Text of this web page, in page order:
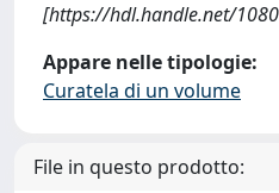
[https://hdl.handle.net/
Appare nelle tipologie:
Curatela di un volume
File in questo prodotto: